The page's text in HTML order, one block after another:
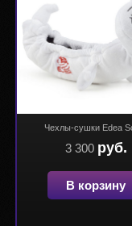
Чехлы-сушки Edea
3 300 руб.
В корзину